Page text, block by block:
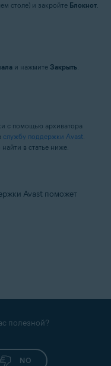
столе) и закройте Блокнот.
и нажмите Закрыть.
с помощью архиватора
службу поддержки Avast.
в статье ниже.
Avast поможет
полезной?
NO